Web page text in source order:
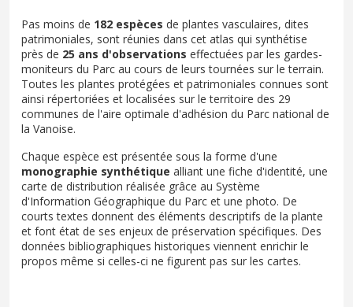
Pas moins de 182 espèces de plantes vasculaires, dites
patrimoniales, sont réunies dans cet atlas qui synthétise
près de 25 ans d'observations effectuées par les gardes-
moniteurs du Parc au cours de leurs tournées sur le terrain.
Toutes les plantes protégées et patrimoniales connues sont
ainsi répertoriées et localisées sur le territoire des 29
communes de l'aire optimale d'adhésion du Parc national de
la Vanoise.
Chaque espèce est présentée sous la forme d'une
monographie synthétique alliant une fiche d'identité, une
carte de distribution réalisée grâce au Système
d'Information Géographique du Parc et une photo. De
courts textes donnent des éléments descriptifs de la plante
et font état de ses enjeux de préservation spécifiques. Des
données bibliographiques historiques viennent enrichir le
propos même si celles-ci ne figurent pas sur les cartes.